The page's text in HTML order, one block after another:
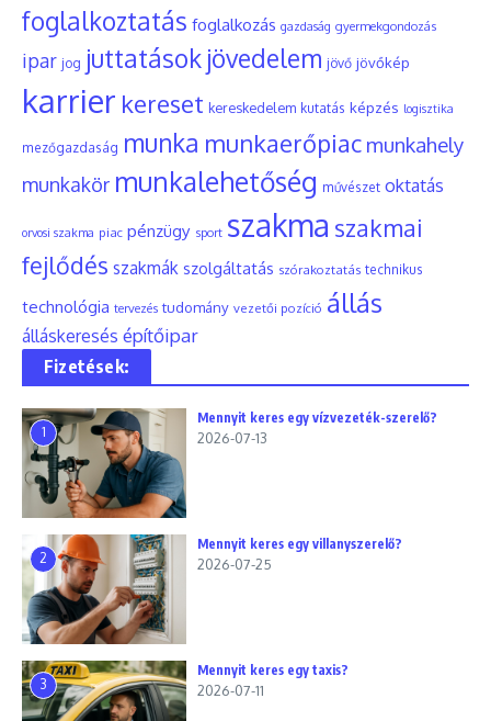
foglalkoztatás foglalkozás gazdaság gyermekgondozás
ipar jog juttatások jövedelem jövő jövőkép
karrier kereset kereskedelem kutatás képzés logisztika
mezőgazdaság munka munkaerőpiac munkahely
munkakör munkalehetőség művészet oktatás
orvosi szakma piac pénzügy sport szakma szakmai
fejlődés szakmák szolgáltatás szórakoztatás technikus
technológia tervezés tudomány vezetői pozíció állás
álláskeresés építőipar
Fizetések:
1
Mennyit keres egy vízvezeték-szerelő?
2026-07-13
2
Mennyit keres egy villanyszerelő?
2026-07-25
3
Mennyit keres egy taxis?
2026-07-11